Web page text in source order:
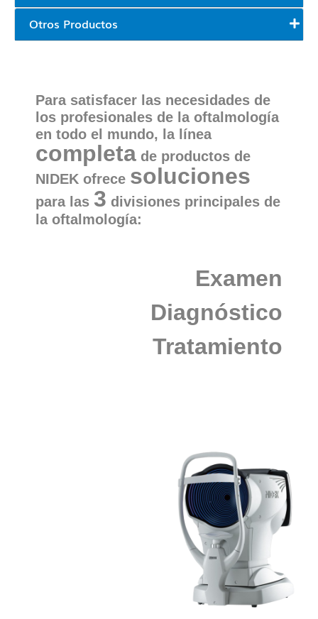
Otros Productos
Para satisfacer las necesidades de
los profesionales de la oftalmología
en todo el mundo, la línea
completa de productos de
NIDEK ofrece soluciones
para las 3 divisiones principales de
la oftalmología:
Examen
Diagnóstico
Tratamiento